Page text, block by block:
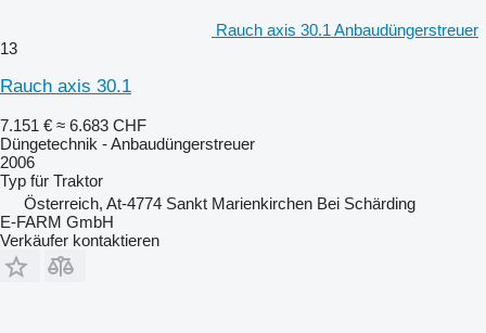
Rauch axis 30.1 Anbaudüngerstreuer
13
Rauch axis 30.1
7.151 € ≈ 6.683 CHF
Düngetechnik - Anbaudüngerstreuer
2006
Typ für Traktor
Österreich, At-4774 Sankt Marienkirchen Bei Schärding
E-FARM GmbH
Verkäufer kontaktieren